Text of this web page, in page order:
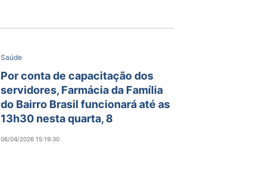
Saúde
Por conta de capacitação dos
servidores, Farmácia da Família
do Bairro Brasil funcionará até as
13h30 nesta quarta, 8
06/04/2026 15:19:30